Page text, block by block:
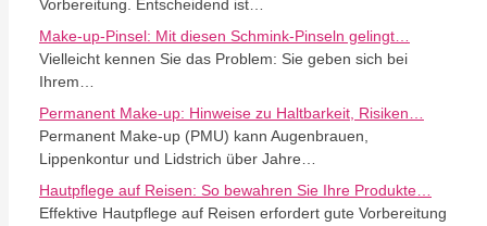
Vorbereitung. Entscheidend ist…
Make-up-Pinsel: Mit diesen Schmink-Pinseln gelingt…
Vielleicht kennen Sie das Problem: Sie geben sich bei
Ihrem…
Permanent Make-up: Hinweise zu Haltbarkeit, Risiken…
Permanent Make-up (PMU) kann Augenbrauen,
Lippenkontur und Lidstrich über Jahre…
Hautpflege auf Reisen: So bewahren Sie Ihre Produkte…
Effektive Hautpflege auf Reisen erfordert gute Vorbereitung